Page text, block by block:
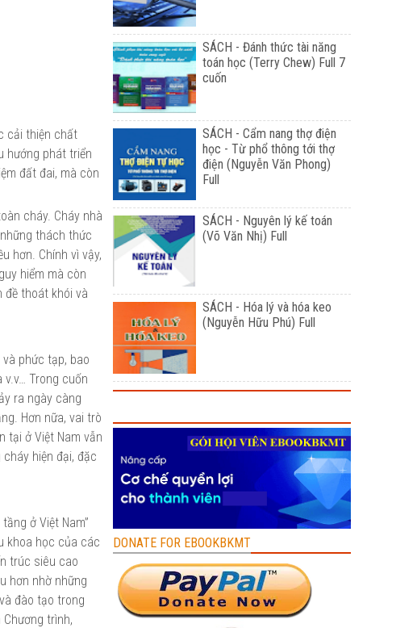
cải thiện chất
hướng phát triển
đất đai, mà còn
cháy. Cháy nhà
thách thức
hơn. Chính vì vậy,
hiểm mà còn
đề thoát khói và
phức tạp, bao
Trong cuốn
ra ngày càng
Hơn nữa, vai trò
tại ở Việt Nam vẫn
hiện đại, đặc
ở Việt Nam”
khoa học của các
trúc siêu cao
hơn nhờ những
đào tạo trong
trình,
SÁCH - Đánh thức tài năng
toán học (Terry Chew) Full 7
cuốn
SÁCH - Cẩm nang thợ điện
học - Từ phổ thông tới thợ
điện (Nguyễn Văn Phong)
Full
SÁCH - Nguyên lý kế toán
(Võ Văn Nhị) Full
SÁCH - Hóa lý và hóa keo
(Nguyễn Hữu Phú) Full
DONATE FOR EBOOKBKMT